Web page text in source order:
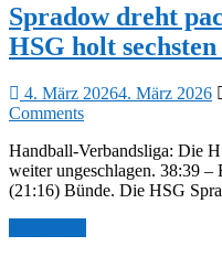
Spradow dreht
HSG holt
4. März 20264. März 2026
Comments
Handball-Verbandsliga: Die
weiter ungeschlagen. 38:39
(21:16) Bünde. Die HSG